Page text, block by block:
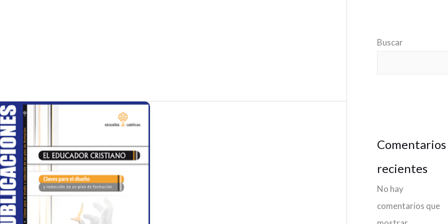
Buscar
Comentarios
recientes
No hay
comentarios que